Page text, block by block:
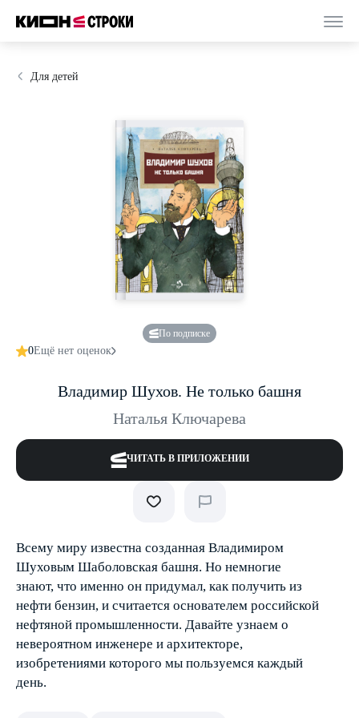
Для детей
По подписке
0Ещё нет оценок
Владимир Шухов. Не только башня
Наталья Ключарева
ЧИТАТЬ В ПРИЛОЖЕНИИ
Всему миру известна созданная Владимиром
Шуховым Шаболовская башня. Но немногие
знают, что именно он придумал, как получить из
нефти бензин, и считается основателем российской
нефтяной промышленности. Давайте узнаем о
невероятном инженере и архитекторе,
изобретениями которого мы пользуемся каждый
день.